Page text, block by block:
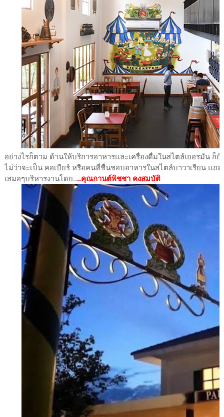
อย่างไรก็ตาม ด้านให้บริการอาหารและเครื่องดื่มในสไตล์เยอรมัน ก็
ไม่ว่าจะเป็น คอเบียร์ หรือคนที่ชื่นชอบอาหารในสไตล์บาวาเรียน แถ
เสมอๆบริหารงานโดย....คุณกานต์พิชชา คงสมบัติ